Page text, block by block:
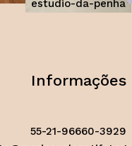
Informações
55-21-96660-3929